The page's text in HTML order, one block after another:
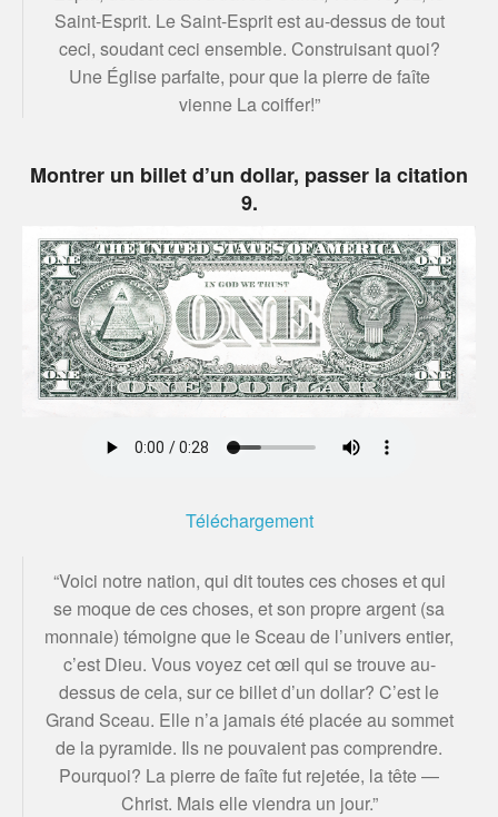
Saint-Esprit. Le Saint-Esprit est au-dessus de tout
ceci, soudant ceci ensemble. Construisant quoi?
Une Église parfaite, pour que la pierre de faîte
vienne La coiffer!”
Montrer un billet d’un dollar, passer la citation
9.
Téléchargement
“Voici notre nation, qui dit toutes ces choses et qui
se moque de ces choses, et son propre argent (sa
monnaie) témoigne que le Sceau de l’univers entier,
c’est Dieu. Vous voyez cet œil qui se trouve au-
dessus de cela, sur ce billet d’un dollar? C’est le
Grand Sceau. Elle n’a jamais été placée au sommet
de la pyramide. Ils ne pouvaient pas comprendre.
Pourquoi? La pierre de faîte fut rejetée, la tête —
Christ. Mais elle viendra un jour.”